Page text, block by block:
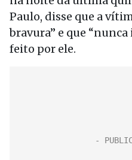
Paulo, disse que a
bravura” e que “nunca
feito por ele.